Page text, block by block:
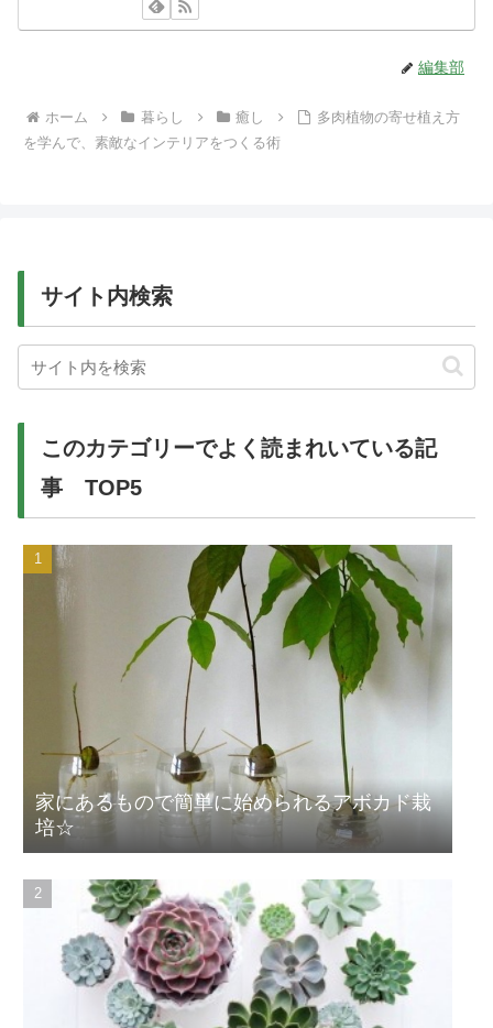
編集部
ホーム 暮らし 癒し
多肉植物の寄せ植え方
を学んで、素敵なインテリアをつくる術
サイト内検索
このカテゴリーでよく読まれいている記
事 TOP5
家にあるもので簡単に始められるアボカド栽
培☆